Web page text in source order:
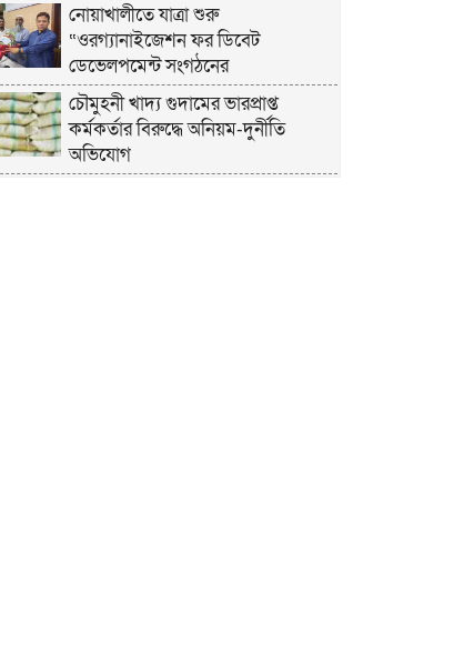
নোয়াখালীতে যাত্রা শুরু
“ওরগ্যানাইজেশন ফর ডিবেট
ডেভেলপমেন্ট সংগঠনের
চৌমুহনী খাদ্য গুদামের ভারপ্রাপ্ত
কর্মকর্তার বিরুদ্ধে অনিয়ম-দুর্নীতি
অভিযোগ